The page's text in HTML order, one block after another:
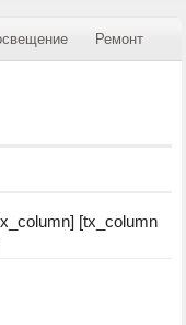
Ремонт
[tx_column